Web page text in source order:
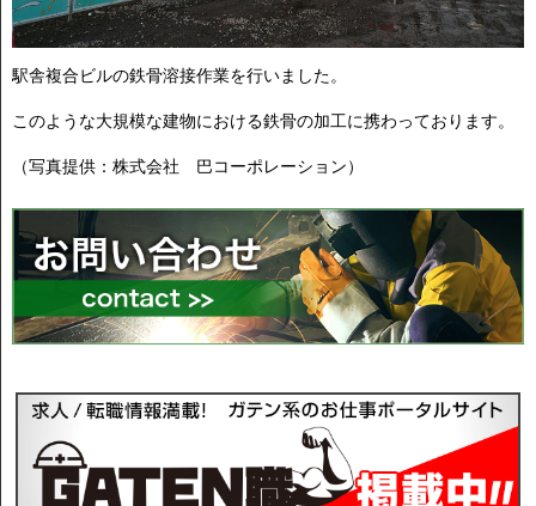
駅舎複合ビルの鉄骨溶接作業を行いました。
このような大規模な建物における鉄骨の加工に携わっております。
（写真提供：株式会社 巴コーポレーション）